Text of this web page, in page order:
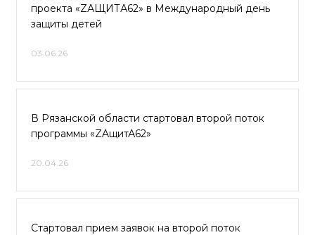
проекта «ZАЩИТА62» в Международный день
защиты детей
03.06.26
В Рязанской области стартовал второй поток
программы «ZAщитА62»
20.04.26
Стартовал прием заявок на второй поток